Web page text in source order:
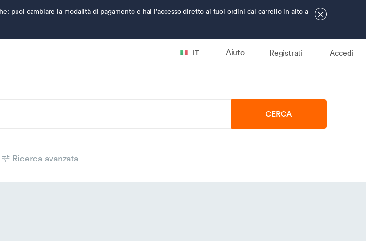
×
puoi cambiare la modalità di pagamento e hai l'accesso diretto ai tuoi ordini dal carrello in alto a
Registrati Accedi
IT Aiuto
CERCA
Ricerca avanzata